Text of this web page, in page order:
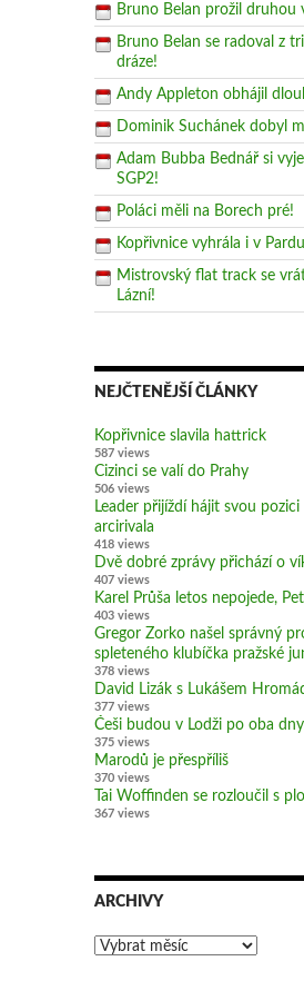
Bruno Belan prožil druhou
Bruno Belan se radoval z
dráze!
Andy Appleton obhájil
Dominik Suchánek dobyl
Adam Bubba Bednář si
SGP2!
Poláci měli na Borech pré!
Kopřivnice vyhrála i v
Mistrovský flat track se
Lázní!
NEJČTENĚJŠÍ ČLÁNKY
Kopřivnice slavila hattrick
587 views
Cizinci se valí do Prahy
506 views
Leader přijíždí hájit svou
arcirivala
418 views
Dvě dobré zprávy přichází o
407 views
Karel Průša letos nepojede,
403 views
Gregor Zorko našel správný
spleteného klubíčka pražské
378 views
David Lizák s Lukášem
377 views
Češi budou v Lodži po oba dny
375 views
Marodů je přespříliš
370 views
Tai Woffinden se rozloučil s
367 views
ARCHIVY
Archivy